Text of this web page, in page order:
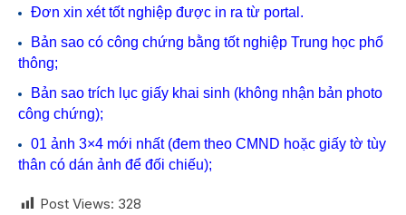
Đơn xin xét tốt nghiệp được in ra từ portal.
Bản sao có công chứng bằng tốt nghiệp Trung học phổ
thông;
Bản sao trích lục giấy khai sinh (không nhận bản photo
công chứng);
01 ảnh 3×4 mới nhất (đem theo CMND hoặc giấy tờ tùy
thân có dán ảnh để đối chiếu);
Post Views: 328